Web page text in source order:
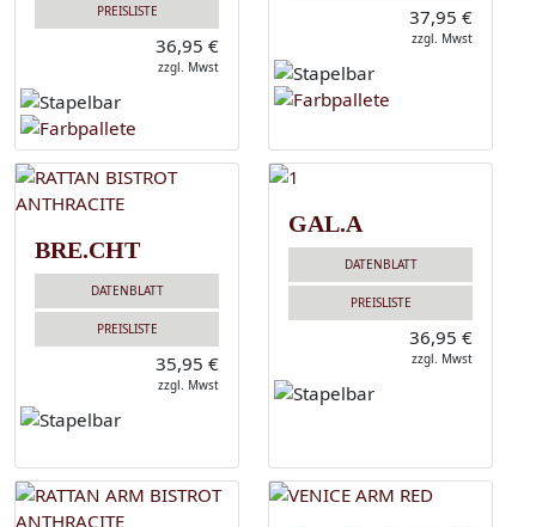
PREISLISTE
36,95 €
zzgl. Mwst
37,95 €
zzgl. Mwst
BRE.CHT
DATENBLATT
PREISLISTE
35,95 €
zzgl. Mwst
GAL.A
DATENBLATT
PREISLISTE
36,95 €
zzgl. Mwst